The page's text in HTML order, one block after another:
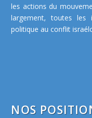
les actions du
largement, toutes les
politique au conflit
NOS